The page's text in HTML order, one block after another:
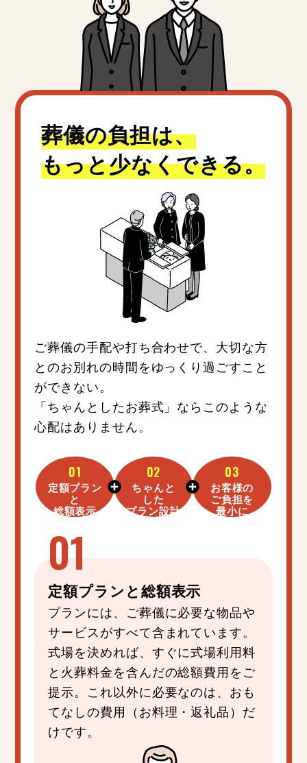
葬儀の負担は、
もっと少なくできる。
ご葬儀の手配や打ち合わせで、大切な方
とのお別れの時間をゆっくり過ごすこと
ができない。
「ちゃんとしたお葬式」ならこのような
心配はありません。
01
定額プラン
と
総額表示
02
ちゃんと
した
プラン設計
03
お客様の
ご負担を
最小に
定額プラン と総額表示
プランには、ご葬儀に必要な物品や
サービスがすべて含まれています。
式場を決めれば、すぐに式場利用料
と火葬料金を含んだの総額費用をご
提示。これ以外に必要なのは、おも
てなしの費用（お料理・返礼品）だ
けです。